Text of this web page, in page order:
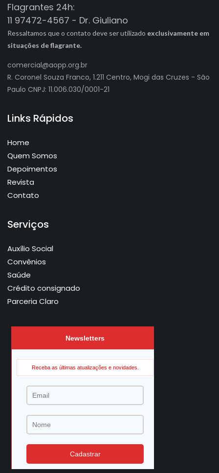
Flagrantes 24h:
11 97472-4567 - Dr. Giuliano
Ressaltamos que o contato deve ser utilizado exclusivamente em
situações de flagrante.
comercial@aopp.org.br
R. Coronel Souza Franco, 1.211 Centro, Mogi das Cruzes - São
Paulo CNPJ: 11.006.030/0001-21
Links Rápidos
Home
Quem Somos
Depoimentos
Revista
Contato
Serviços
Auxílio Social
Convênios
Saúde
Crédito consignado
Parceria Claro